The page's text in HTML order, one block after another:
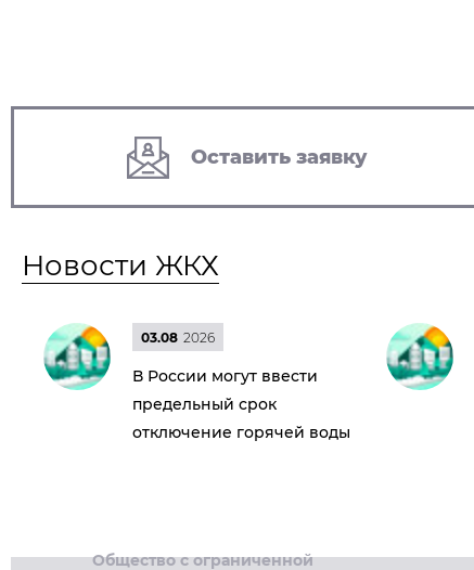
Оставить заявку
Новости ЖКХ
03.08 2026
В России могут ввести
предельный срок
отключение горячей воды
Общество с ограниченной